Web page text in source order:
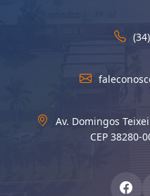
Av. Domingos
CEP 38280-